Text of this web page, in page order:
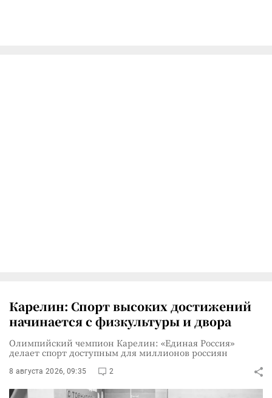
Карелин: Спорт высоких достижений
начинается с физкультуры и двора
Олимпийский чемпион Карелин: «Единая Россия»
делает спорт доступным для миллионов россиян
8 августа 2026, 09:35 2